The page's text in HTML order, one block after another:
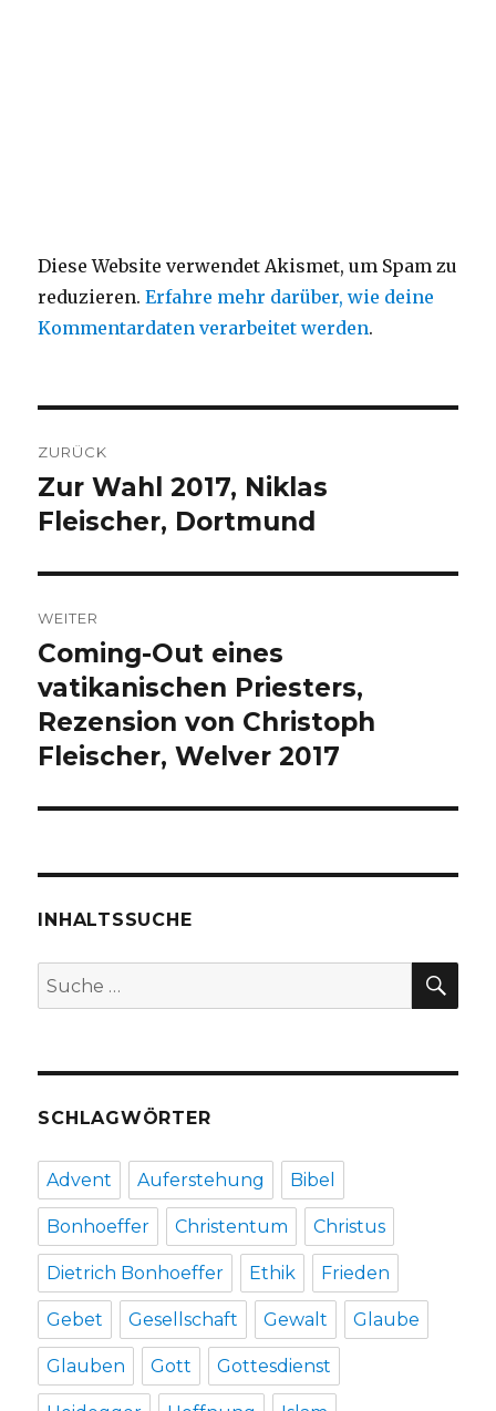
Diese Website verwendet Akismet, um Spam zu
reduzieren.Erfahre mehr darüber, wie deine
Kommentardaten verarbeitet werden.
ZURÜCK
Vorheriger
Beitrag:
Zur Wahl 2017, Niklas
Fleischer, Dortmund
WEITER
Nächster
Beitrag:
Coming-Out eines
vatikanischen Priesters,
Rezension von Christoph
Fleischer, Welver 2017
INHALTSSUCHE
Suche
nach:
SCHLAGWÖRTER
Advent Auferstehung Bibel
Bonhoeffer Christentum Christus
Dietrich Bonhoeffer Ethik Frieden
Gebet Gesellschaft Gewalt Glaube
Glauben Gott Gottesdienst